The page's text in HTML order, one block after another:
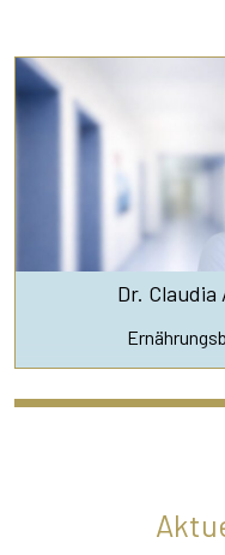
Dr. Claudia